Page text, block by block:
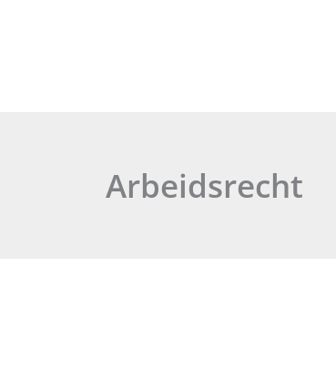
Arbeidsrecht